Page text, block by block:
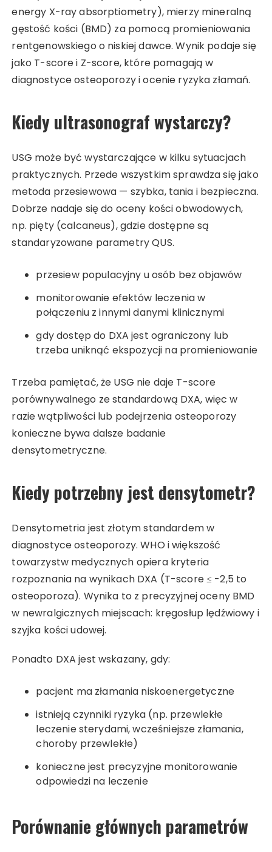
energy X-ray absorptiometry), mierzy mineralną
gęstość kości (BMD) za pomocą promieniowania
rentgenowskiego o niskiej dawce. Wynik podaje się
jako T-score i Z-score, które pomagają w
diagnostyce osteoporozy i ocenie ryzyka złamań.
Kiedy ultrasonograf wystarczy?
USG może być wystarczające w kilku sytuacjach
praktycznych. Przede wszystkim sprawdza się jako
metoda przesiewowa — szybka, tania i bezpieczna.
Dobrze nadaje się do oceny kości obwodowych,
np. pięty (calcaneus), gdzie dostępne są
standaryzowane parametry QUS.
przesiew populacyjny u osób bez objawów
monitorowanie efektów leczenia w
połączeniu z innymi danymi klinicznymi
gdy dostęp do DXA jest ograniczony lub
trzeba uniknąć ekspozycji na promieniowanie
Trzeba pamiętać, że USG nie daje T-score
porównywalnego ze standardową DXA, więc w
razie wątpliwości lub podejrzenia osteoporozy
konieczne bywa dalsze badanie
densytometryczne.
Kiedy potrzebny jest densytometr?
Densytometria jest złotym standardem w
diagnostyce osteoporozy. WHO i większość
towarzystw medycznych opiera kryteria
rozpoznania na wynikach DXA (T-score ≤ -2,5 to
osteoporoza). Wynika to z precyzyjnej oceny BMD
w newralgicznych miejscach: kręgosłup lędźwiowy i
szyjka kości udowej.
Ponadto DXA jest wskazany, gdy:
pacjent ma złamania niskoenergetyczne
istnieją czynniki ryzyka (np. przewlekłe
leczenie sterydami, wcześniejsze złamania,
choroby przewlekłe)
konieczne jest precyzyjne monitorowanie
odpowiedzi na leczenie
Porównanie głównych parametrów